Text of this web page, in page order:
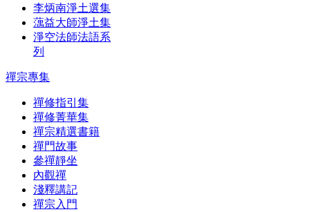
李炳南淨土選集
蕅益大師淨土集
淨空法師法語系
列
禪宗專集
禪修指引集
禪修菁華集
禪宗精選書籍
禪門故事
參禪靜坐
內觀禪
淺釋講記
禪宗入門